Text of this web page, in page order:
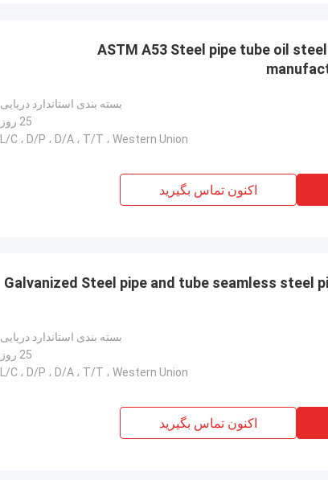
ASTM A53 Steel pipe tube oil
بسته بندی استاندارد دریایی
25 روز
L/C ، D/P ، D/A ، T/T ، Western Union
اکنون تماس بگیرید
Galvanized Steel pipe and tube seamless steel
بسته بندی استاندارد دریایی
25 روز
L/C ، D/P ، D/A ، T/T ، Western Union
اکنون تماس بگیرید